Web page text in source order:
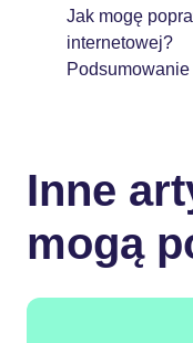
Jak mogę
internetowej?
Podsumowanie
Inne
mogą